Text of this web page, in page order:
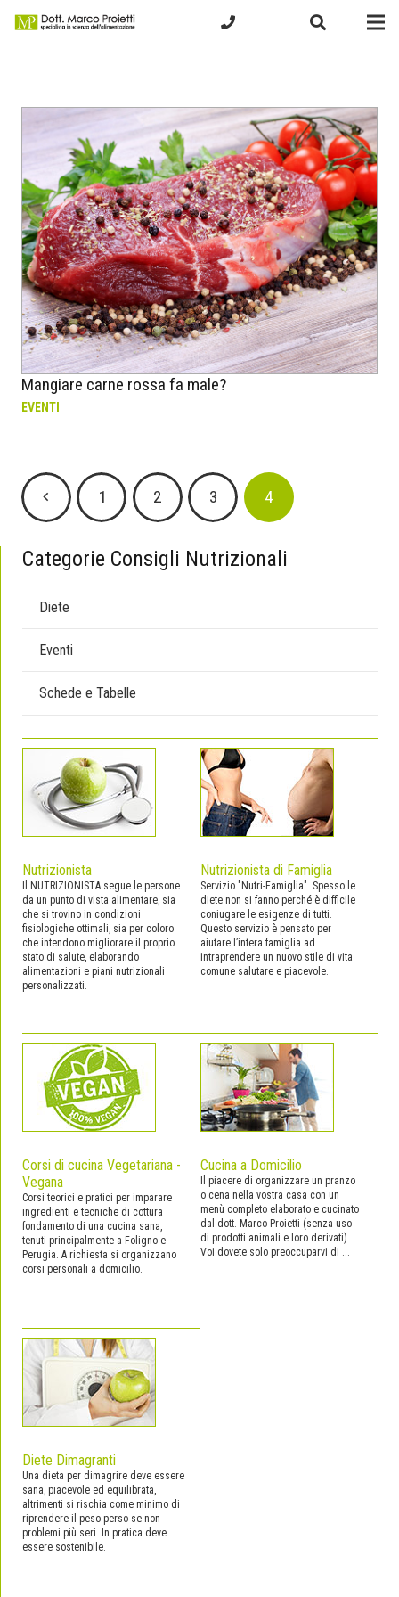
Mangiare carne rossa fa male?
EVENTI
1 2 3 4
Categorie Consigli Nutrizionali
Diete
Eventi
Schede e Tabelle
Nutrizionista
Il NUTRIZIONISTA segue le persone
da un punto di vista alimentare, sia
che si trovino in condizioni
fisiologiche ottimali, sia per coloro
che intendono migliorare il proprio
stato di salute, elaborando
alimentazioni e piani nutrizionali
personalizzati.
Nutrizionista di Famiglia
Servizio "Nutri-Famiglia". Spesso le
diete non si fanno perché è difficile
coniugare le esigenze di tutti.
Questo servizio è pensato per
aiutare l’intera famiglia ad
intraprendere un nuovo stile di vita
comune salutare e piacevole.
Corsi di cucina Vegetariana -
Vegana
Corsi teorici e pratici per imparare
ingredienti e tecniche di cottura
fondamento di una cucina sana,
tenuti principalmente a Foligno e
Perugia. A richiesta si organizzano
corsi personali a domicilio.
Cucina a Domicilio
Il piacere di organizzare un pranzo
o cena nella vostra casa con un
menù completo elaborato e cucinato
dal dott. Marco Proietti (senza uso
di prodotti animali e loro derivati).
Voi dovete solo preoccuparvi di ...
Diete Dimagranti
Una dieta per dimagrire deve essere
sana, piacevole ed equilibrata,
altrimenti si rischia come minimo di
riprendere il peso perso se non
problemi più seri. In pratica deve
essere sostenibile.